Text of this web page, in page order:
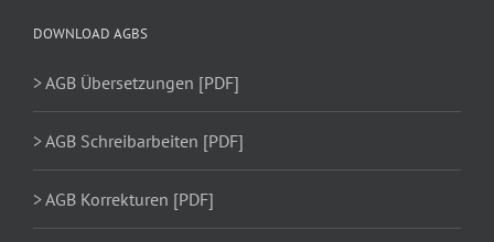
DOWNLOAD AGBS
> AGB Übersetzungen [PDF]
> AGB Schreibarbeiten [PDF]
> AGB Korrekturen [PDF]